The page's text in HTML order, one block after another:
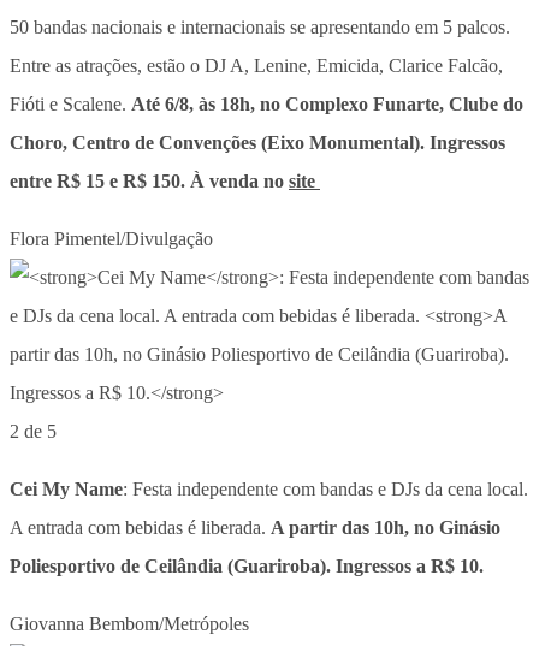
50 bandas nacionais e internacionais se apresentando em 5 palcos.
Entre as atrações, estão o DJ A, Lenine, Emicida, Clarice Falcão,
Fióti e Scalene. Até 6/8, às 18h, no Complexo Funarte, Clube do
Choro, Centro de Convenções (Eixo Monumental). Ingressos
entre R$ 15 e R$ 150. À venda no site
Flora Pimentel/Divulgação
2 de 5
Cei My Name: Festa independente com bandas e DJs da cena local.
A entrada com bebidas é liberada. A partir das 10h, no Ginásio
Poliesportivo de Ceilândia (Guariroba). Ingressos a R$ 10.
Giovanna Bembom/Metrópoles